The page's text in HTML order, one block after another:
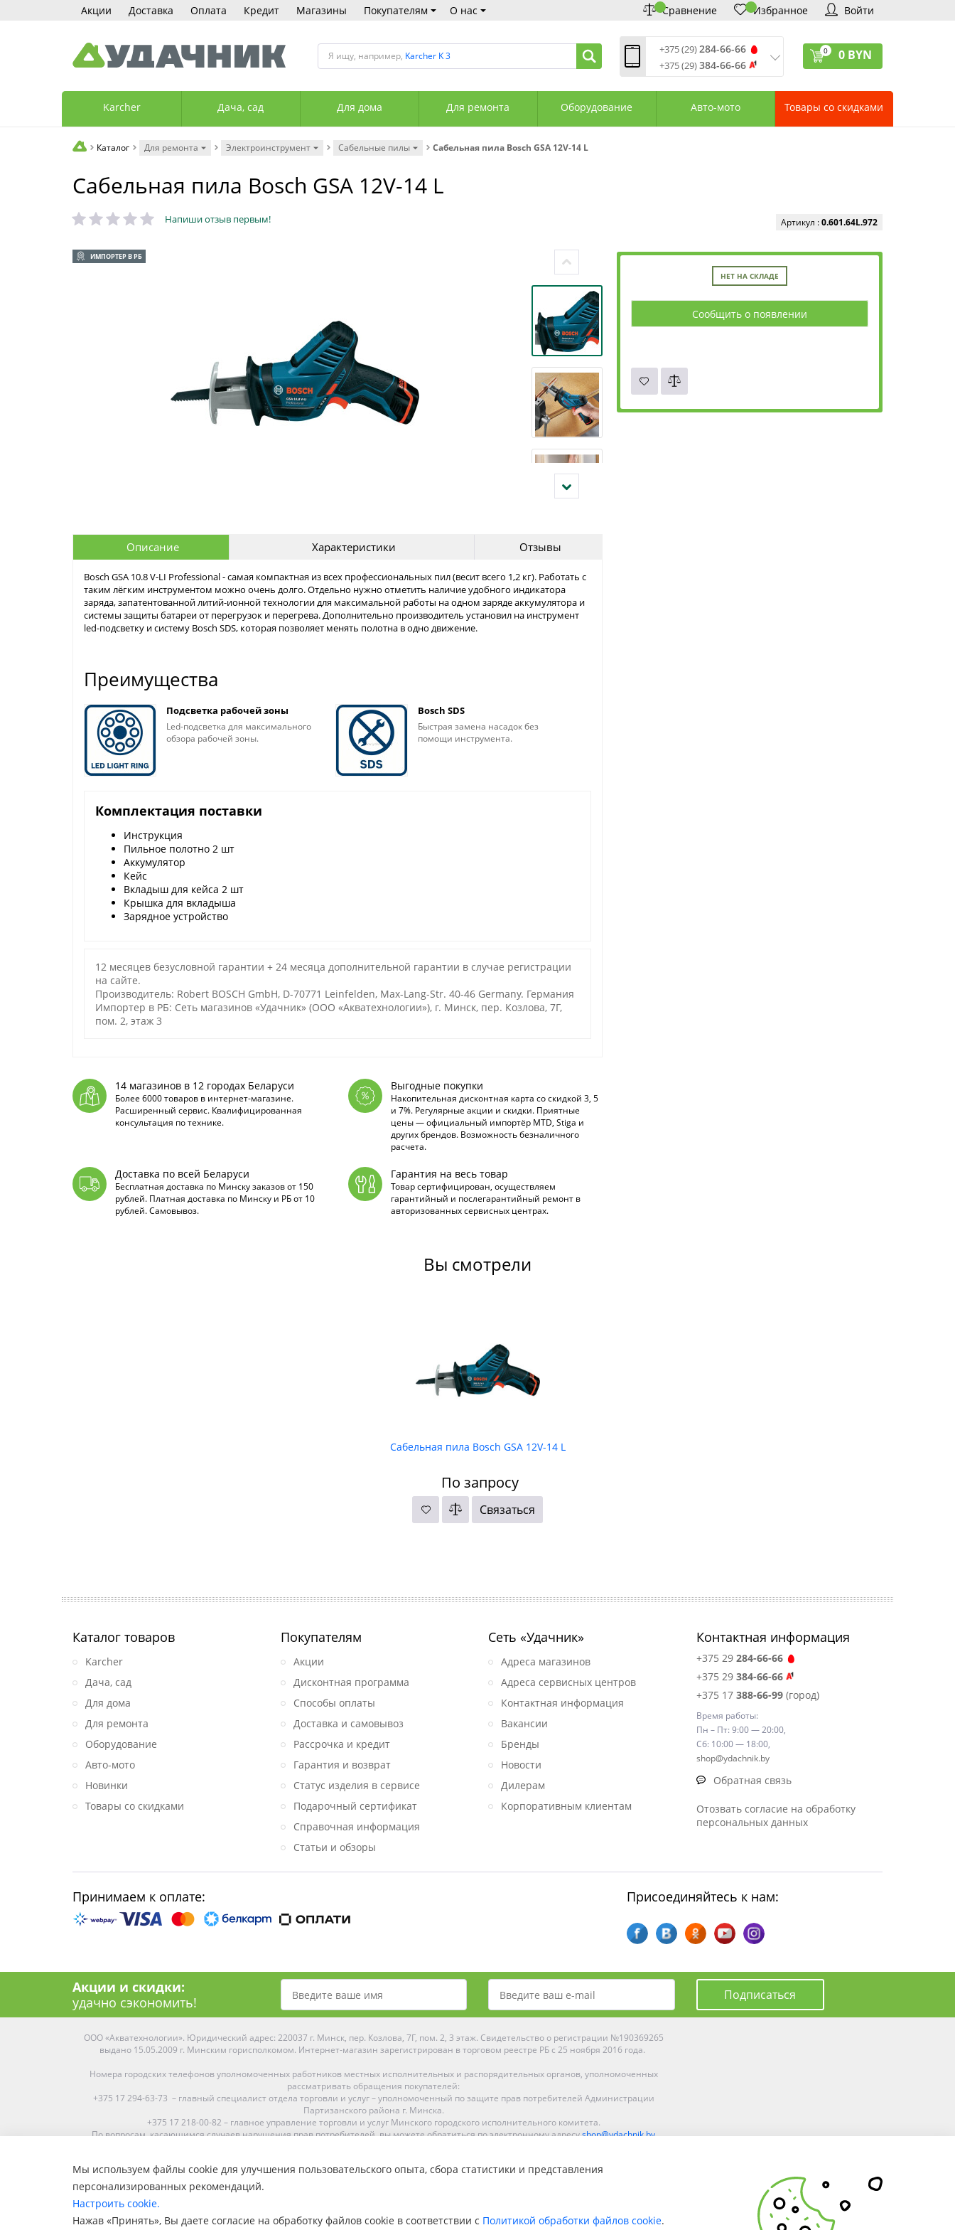
Акции Доставка Оплата Кредит Магазины Покупателям О нас Сравнение Избранное Войти
Я ищу, например, Karcher K 3 +375 (29)284-66-66
+375 (29)384-66-66
Сб: 10:00—18:00
0 0 BYN
Karcher Дача, сад Для дома Для ремонта Оборудование Авто-мото Товары со скидками
Каталог Для ремонта Электроинструмент Сабельные пилы Сабельная пила Bosch GSA 12V-14 L
Сабельная пила Bosch GSA 12V-14 L
Напиши отзыв первым!
ИМПОРТЕР В РБ
Артикул :0.601.64L.972
НЕТ НА СКЛАДЕ
Сообщить о появлении
Описание Характеристики Отзывы
Bosch GSA 10.8 V-LI Professional - самая компактная из всех профессиональных пил (весит всего 1,2 кг). Работать с
таким лёгким инструментом можно очень долго. Отдельно нужно отметить наличие удобного индикатора
заряда, запатентованной литий-ионной технологии для максимальной работы на одном заряде аккумулятора и
системы защиты батареи от перегрузок и перегрева. Дополнительно производитель установил на инструмент
led-подсветку и систему Bosch SDS, которая позволяет менять полотна в одно движение.
Преимущества
Подсветка рабочей зоны
Led-подсветка для максимального
обзора рабочей зоны.
Bosch SDS
Быстрая замена насадок без
помощи инструмента.
Комплектация поставки
Инструкция
Пильное полотно 2 шт
Аккумулятор
Кейс
Вкладыш для кейса 2 шт
Крышка для вкладыша
Зарядное устройство
12 месяцев безусловной гарантии + 24 месяца дополнительной гарантии в случае регистрации
на сайте.
Производитель: Robert BOSCH GmbH, D-70771 Leinfelden, Max-Lang-Str. 40-46 Germany. Германия
Импортер в РБ: Сеть магазинов «Удачник» (ООО «Акватехнологии»), г. Минск, пер. Козлова, 7Г,
пом. 2, этаж 3
14 магазинов в 12 городах Беларуси
Более 6000 товаров в интернет-магазине.
Расширенный сервис. Квалифицированная
консультация по технике.
Выгодные покупки
Накопительная дисконтная карта со скидкой 3, 5
и 7%. Регулярные акции и скидки. Приятные
цены — официальный импортёр MTD, Stiga и
других брендов. Возможность безналичного
расчета.
Доставка по всей Беларуси
Бесплатная доставка по Минску заказов от 150
рублей. Платная доставка по Минску и РБ от 10
рублей. Самовывоз.
Гарантия на весь товар
Товар сертифицирован, осуществляем
гарантийный и послегарантийный ремонт в
авторизованных сервисных центрах.
Вы смотрели
Сабельная пила Bosch GSA 12V-14 L
По запросу
Связаться
Каталог товаров
Karcher
Дача, сад
Для дома
Для ремонта
Оборудование
Авто-мото
Новинки
Товары со скидками
Покупателям
Акции
Дисконтная программа
Способы оплаты
Доставка и самовывоз
Рассрочка и кредит
Гарантия и возврат
Статус изделия в сервисе
Подарочный сертификат
Справочная информация
Статьи и обзоры
Сеть «Удачник»
Адреса магазинов
Адреса сервисных центров
Контактная информация
Вакансии
Бренды
Новости
Дилерам
Корпоративным клиентам
Контактная информация
+375 29 284-66-66
+375 29 384-66-66
+375 17 388-66-99(город)
Время работы:
Пн – Пт: 9:00 — 20:00,
Сб: 10:00 — 18:00,
shop@ydachnik.by
Обратная связь
Отозвать согласие на обработку
персональных данных
Принимаем к оплате: Присоединяйтесь к нам:
Акции и скидки:
удачно сэкономить!
Подписаться
ООО «Акватехнологии». Юридический адрес: 220037 г. Минск, пер. Козлова, 7Г, пом. 2, 3 этаж. Свидетельство о регистрации №190369265
выдано 15.05.2009 г. Минским горисполкомом. Интернет-магазин зарегистрирован в торговом реестре РБ с 25 ноября 2016 года.
Номера городских телефонов уполномоченных работников местных исполнительных и распорядительных органов, уполномоченных
рассматривать обращения покупателей:
+375 17 294-63-73 – главный специалист отдела торговли и услуг – уполномоченный по защите прав потребителей Администрации
Партизанского района г. Минска.
+375 17 218-00-82 – главное управление торговли и услуг Минского городского исполнительного комитета.
По вопросам, касающимся случаев нарушения прав потребителей, вы можете обратиться по электронному адресуshop@ydachnik.by
Средняя оценка:4.9 из5на основании голосования10наших покупателей
Наши магазины представлены в Минске, Бресте, Витебске, Гомеле, Гродно, Могилеве, Бобруйске, Барановичах, Молодечно, Новополоцке,
Мы используем файлы cookie для улучшения пользовательского опыта, сбора статистики и представления
персонализированных рекомендаций.
Настроить cookie.
Нажав «Принять», Вы даете согласие на обработку файлов cookie в соответствии с Политикой обработки файлов cookie.